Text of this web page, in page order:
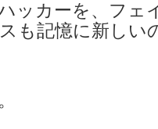
ッカーを、フェ
も記憶に新しい